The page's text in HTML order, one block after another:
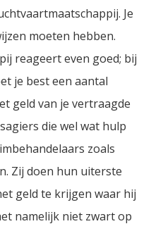
Je
moeten hebben.
reageert even goed; bij
je best een aantal
geld van je vertraagde
die wel wat hulp
zoals
Zij doen hun uiterste
geld te krijgen waar hij
namelijk niet zwart op